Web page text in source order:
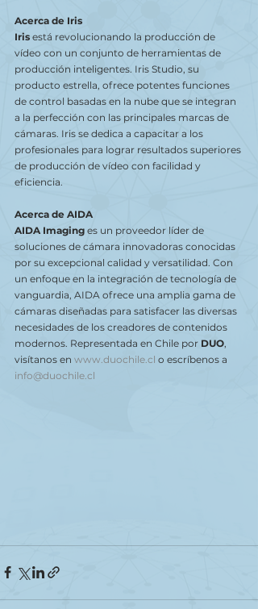
Acerca de Iris
Iris está revolucionando la producción de
vídeo con un conjunto de herramientas de
producción inteligentes. Iris Studio, su
producto estrella, ofrece potentes funciones
de control basadas en la nube que se integran
a la perfección con las principales marcas de
cámaras. Iris se dedica a capacitar a los
profesionales para lograr resultados superiores
de producción de vídeo con facilidad y
eficiencia.
Acerca de AIDA
AIDA Imaging es un proveedor líder de
soluciones de cámara innovadoras conocidas
por su excepcional calidad y versatilidad. Con
un enfoque en la integración de tecnología de
vanguardia, AIDA ofrece una amplia gama de
cámaras diseñadas para satisfacer las diversas
necesidades de los creadores de contenidos
modernos. Representada en Chile por DUO,
visítanos en www.duochile.cl o escríbenos a
info@duochile.cl